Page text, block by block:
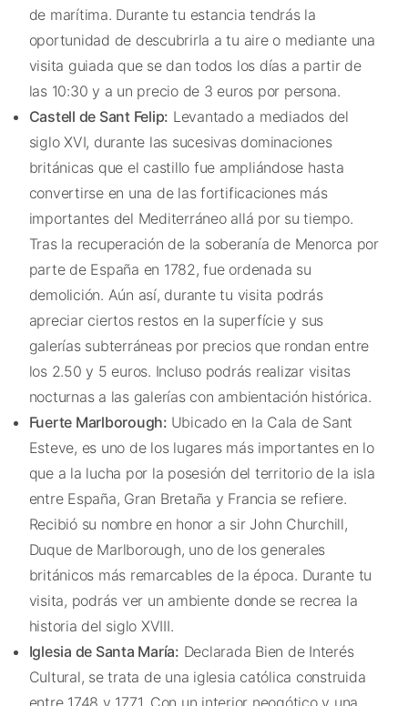
de marítima. Durante tu estancia tendrás la
oportunidad de descubrirla a tu aire o mediante una
visita guiada que se dan todos los días a partir de
las 10:30 y a un precio de 3 euros por persona.
Castell de Sant Felip: Levantado a mediados del
siglo XVI, durante las sucesivas dominaciones
británicas que el castillo fue ampliándose hasta
convertirse en una de las fortificaciones más
importantes del Mediterráneo allá por su tiempo.
Tras la recuperación de la soberanía de Menorca por
parte de España en 1782, fue ordenada su
demolición. Aún así, durante tu visita podrás
apreciar ciertos restos en la superfície y sus
galerías subterráneas por precios que rondan entre
los 2.50 y 5 euros. Incluso podrás realizar visitas
nocturnas a las galerías con ambientación histórica.
Fuerte Marlborough: Ubicado en la Cala de Sant
Esteve, es uno de los lugares más importantes en lo
que a la lucha por la posesión del territorio de la isla
entre España, Gran Bretaña y Francia se refiere.
Recibió su nombre en honor a sir John Churchill,
Duque de Marlborough, uno de los generales
británicos más remarcables de la época. Durante tu
visita, podrás ver un ambiente donde se recrea la
historia del siglo XVIII.
Iglesia de Santa María: Declarada Bien de Interés
Cultural, se trata de una iglesia católica construida
entre 1748 y 1771. Con un interior neogótico y una